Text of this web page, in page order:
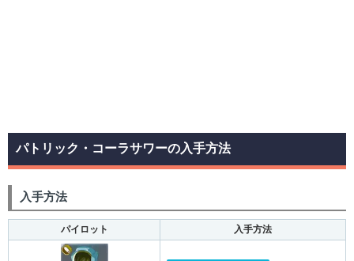
パトリック・コーラサワーの入手方法
入手方法
パイロット 入手方法